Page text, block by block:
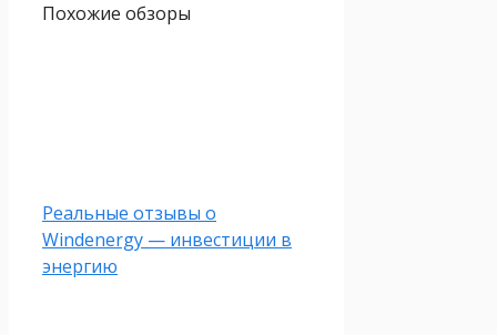
Похожие обзоры
Реальные отзывы о
Windenergy — инвестиции в
энергию